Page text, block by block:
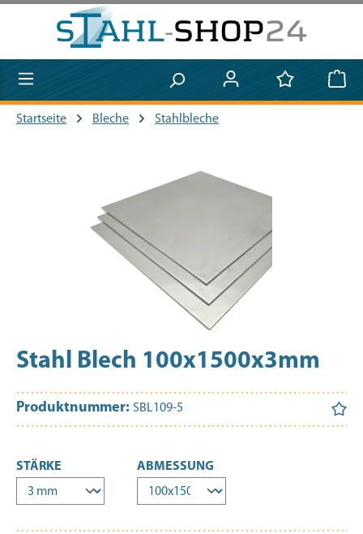
Zum Hauptinhalt springen
Startseite Bleche Stahlbleche
Stahl Blech 100x1500x3mm
Produktnummer: SBL109-5
STÄRKE AUSWÄHLENABMESSUNG